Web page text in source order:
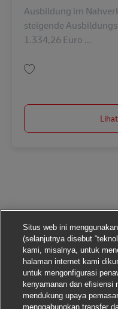
Ausbildung im
steigende
1.334,26 Euro ...
Situs web ini
(selanjutnya disebut
kami, misalnya, untuk
halaman internet kami
untuk mengonfigurasi
kenyamanan dan efisiensi
mendukung upaya
menggabungkan transfer